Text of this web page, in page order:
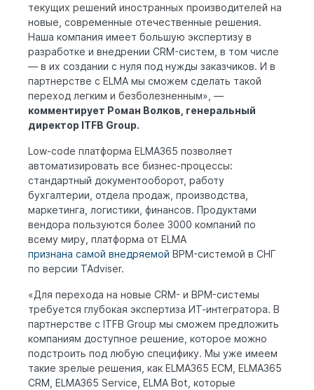
текущих решений иностранных производителей на
новые, современные отечественные решения.
Наша компания имеет большую экспертизу в
разработке и внедрении CRM-систем, в том числе
— в их создании с нуля под нужды заказчиков. И в
партнерстве с ELMA мы сможем сделать такой
переход легким и безболезненным», —
комментирует Роман Волков, генеральный
директор ITFB Group.
Low-code платформа ELMA365 позволяет
автоматизировать все бизнес-процессы:
стандартный документооборот, работу
бухгалтерии, отдела продаж, производства,
маркетинга, логистики, финансов. Продуктами
вендора пользуются более 3000 компаний по
всему миру, платформа от ELMA
признана самой внедряемой BPM-системой в СНГ
по версии TAdviser.
«Для перехода на новые CRM- и BPM-системы
требуется глубокая экспертиза ИТ-интегратора. В
партнерстве с ITFB Group мы сможем предложить
компаниям доступное решение, которое можно
подстроить под любую специфику. Мы уже имеем
такие зрелые решения, как ELMA365 ECM, ELMA365
CRM, ELMA365 Service, ELMA Bot, которые